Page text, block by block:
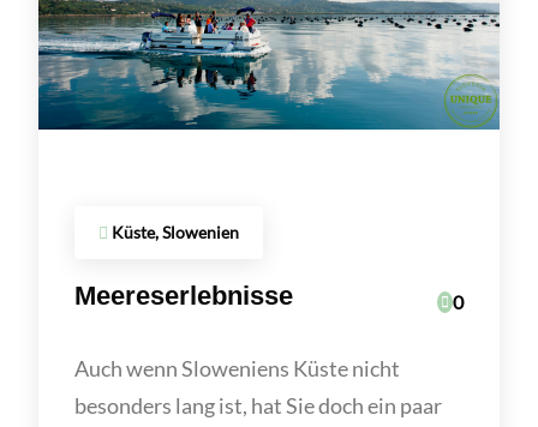
Küste, Slowenien
Meereserlebnisse 0
Auch wenn Sloweniens Küste nicht
besonders lang ist, hat Sie doch ein paar